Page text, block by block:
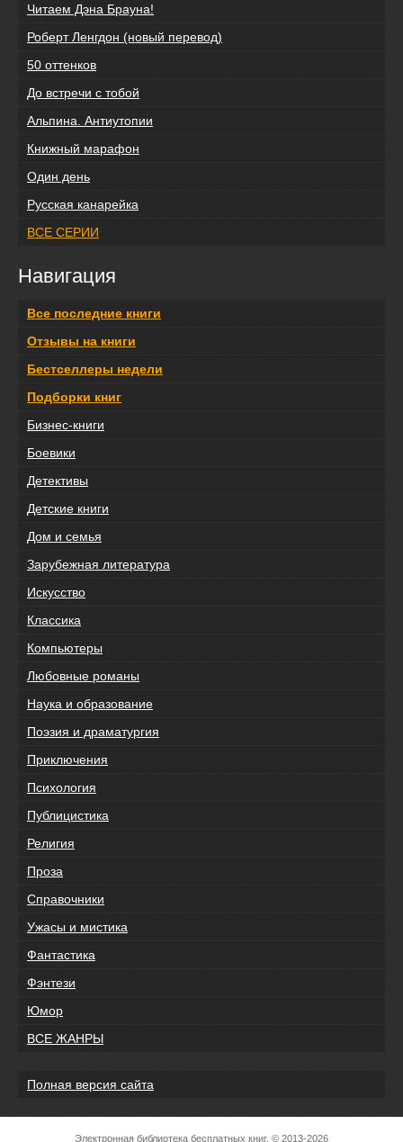
Читаем Дэна Брауна!
Роберт Ленгдон (новый перевод)
50 оттенков
До встречи с тобой
Альпина. Антиутопии
Книжный марафон
Один день
Русская канарейка
ВСЕ СЕРИИ
Навигация
Все последние книги
Отзывы на книги
Бестселлеры недели
Подборки книг
Бизнес-книги
Боевики
Детективы
Детские книги
Дом и семья
Зарубежная литература
Искусство
Классика
Компьютеры
Любовные романы
Наука и образование
Поэзия и драматургия
Приключения
Психология
Публицистика
Религия
Проза
Справочники
Ужасы и мистика
Фантастика
Фэнтези
Юмор
ВСЕ ЖАНРЫ
Полная версия сайта
Электронная библиотека бесплатных книг, © 2013-2026